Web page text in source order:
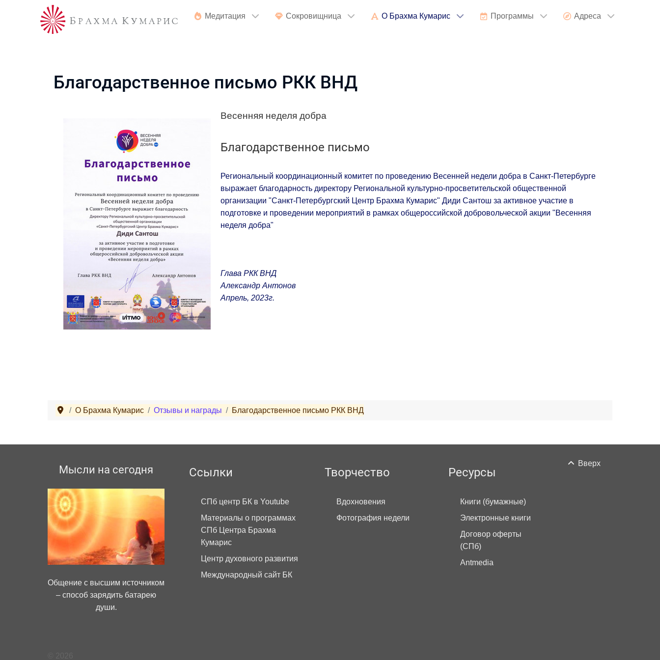
Медитация Сокровищница О Брахма Кумарис Программы Адреса
Благодарственное письмо РКК ВНД
Весенняя неделя добра
Благодарственное письмо
Региональный координационный комитет по проведению Весенней недели добра в Санкт-Петербурге
выражает благодарность директору Региональной культурно-просветительской общественной
организации "Санкт-Петербургский Центр Брахма Кумарис" Диди Сантош за активное участие в
подготовке и проведении мероприятий в рамках общероссийской добровольческой акции "Весенняя
неделя добра"
Глава РКК ВНД
Александр Антонов
Апрель, 2023г.
О Брахма Кумарис Отзывы и награды Благодарственное письмо РКК ВНД
Мысли на сегодня
Общение с высшим источником
– способ зарядить батарею
души.
Ссылки
СПб центр БК в Youtube
Материалы о программах
СПб Центра Брахма
Кумарис
Центр духовного развития
Международный сайт БК
Творчество
Вдохновения
Фотография недели
Ресурсы
Книги (бумажные)
Электронные книги
Договор оферты
(СПб)
Antmedia
Вверх